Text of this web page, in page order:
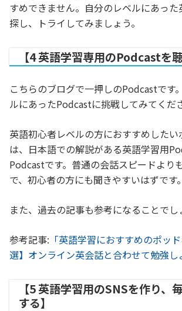
すめできません。自分のレベルにあった
探し、トライしてみましょう。
【4 英語学習専用のPodcastを聴
こちらのブログで一押しのPodcastです
ルにあったPodcastに挑戦してみてくだ
英語初心者レベルの方におすすめしたい
は、日本語での解説がある英語学習用
Podcastです。普通の会話スピードより
で、初心者の方にも聞きやすいはずです。
また、過去の記事も参考になることでし
参考記事: 「英語学習におすすめのポッ
選】オンライン英会話と合わせて勉強し
【5 英語学習用のSNSを作り、
する】